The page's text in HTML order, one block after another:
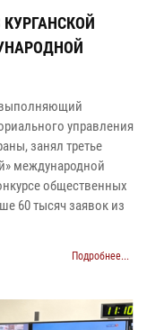
выполняющий
управления
занял третье
международной
общественных
60 тысяч заявок из
Подробнее...